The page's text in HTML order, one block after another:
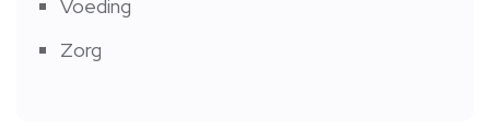
Voeding
Zorg